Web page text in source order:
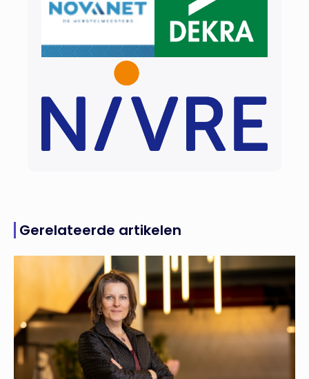
Gerelateerde artikelen